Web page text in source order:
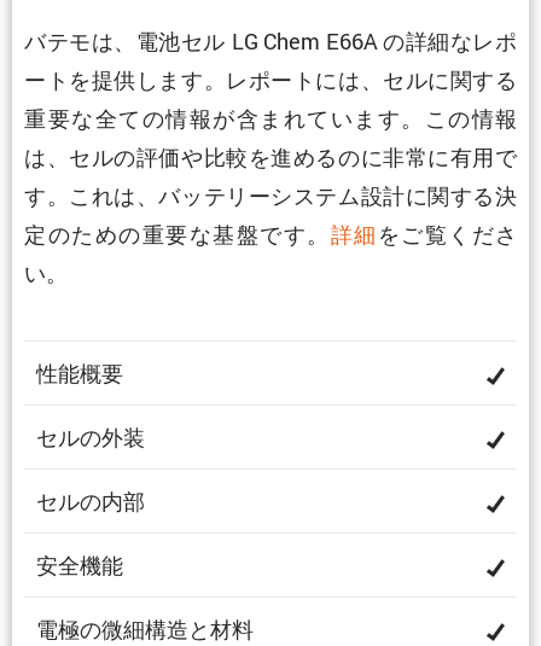
バテモは、電池セル LG Chem E66A の詳細なレポ
ートを提供します。レポートには、セルに関する
重要な全ての情報が含まれています。この情報
は、セルの評価や比較を進めるのに非常に有用で
す。これは、バッテリーシステム設計に関する決
定のための重要な基盤です。 詳細 をご覧くださ
い。
性能概要
セルの外装
セルの内部
安全機能
電極の微細構造と材料